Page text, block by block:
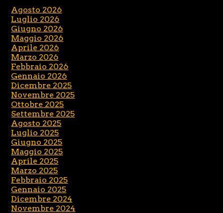
Agosto 2026
Luglio 2026
Giugno 2026
Maggio 2026
Aprile 2026
Marzo 2026
Febbraio 2026
Gennaio 2026
Dicembre 2025
Novembre 2025
Ottobre 2025
Settembre 2025
Agosto 2025
Luglio 2025
Giugno 2025
Maggio 2025
Aprile 2025
Marzo 2025
Febbraio 2025
Gennaio 2025
Dicembre 2024
Novembre 2024